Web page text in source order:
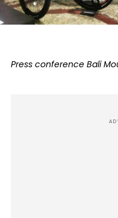
Press conference Bali